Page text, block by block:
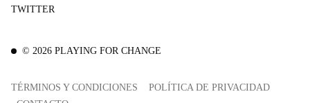
© 2026 PLAYING FOR CHANGE
TÉRMINOS Y CONDICIONES
POLÍTICA DE PRIVACIDAD
TWITTER